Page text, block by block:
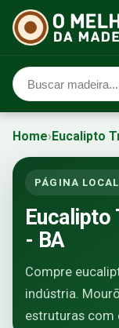
Home›Eucalipto
PÁGINA
Eucalipto
- BA
Compre
indústria.
estruturas com